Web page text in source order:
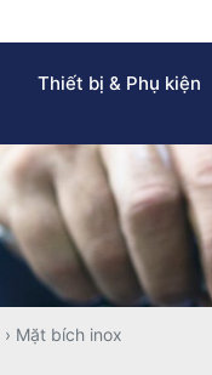
Thiết bị & Phụ kiện
› Mặt bích inox